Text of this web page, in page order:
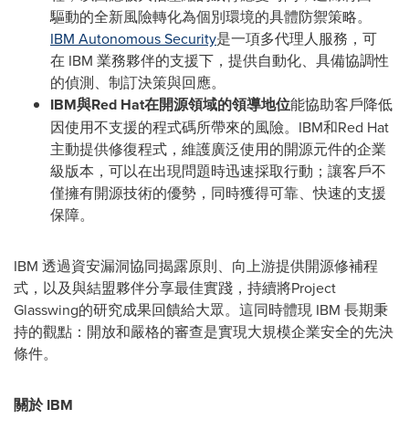
驅動的全新風險轉化為個別環境的具體防禦策略。
IBM Autonomous Security是一項多代理人服務，可
在 IBM 業務夥伴的支援下，提供自動化、具備協調性
的偵測、制訂決策與回應。
IBM與Red Hat在開源領域的領導地位能協助客戶降低
因使用不支援的程式碼所帶來的風險。IBM和Red Hat
主動提供修復程式，維護廣泛使用的開源元件的企業
級版本，可以在出現問題時迅速採取行動；讓客戶不
僅擁有開源技術的優勢，同時獲得可靠、快速的支援
保障。
IBM 透過資安漏洞協同揭露原則、向上游提供開源修補程
式，以及與結盟夥伴分享最佳實踐，持續將Project
Glasswing的研究成果回饋給大眾。這同時體現 IBM 長期秉
持的觀點：開放和嚴格的審查是實現大規模企業安全的先決
條件。
關於IBM